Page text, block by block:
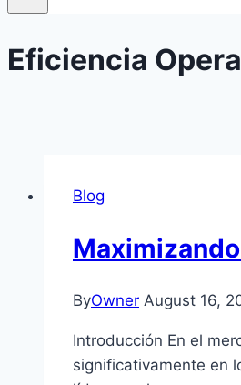
Eficiencia
Blog
ByOwner August 16,
Introducción En el
significativamente en